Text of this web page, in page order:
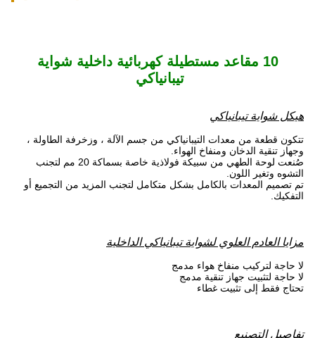
10 مقاعد مستطيلة كهربائية داخلية شواية
تيبانياكي
هيكل شواية تيبانياكي
تتكون قطعة من معدات التيبانياكي من جسم الآلة ، وزخرفة الطاولة ،
وجهاز تنقية الدخان ومنفاخ الهواء.
صُنعت لوحة الطهي من سبيكة فولاذية خاصة بسماكة 20 مم لتجنب
التشوه وتغير اللون.
تم تصميم المعدات بالكامل بشكل متكامل لتجنب المزيد من التجميع أو
التفكيك.
مزايا العادم العلوي لشواية تيبانياكي الداخلية
لا حاجة لتركيب منفاخ هواء مدمج
لا حاجة لتثبيت جهاز تنقية مدمج
تحتاج فقط إلى تثبيت غطاء
تفاصيل التصنيع